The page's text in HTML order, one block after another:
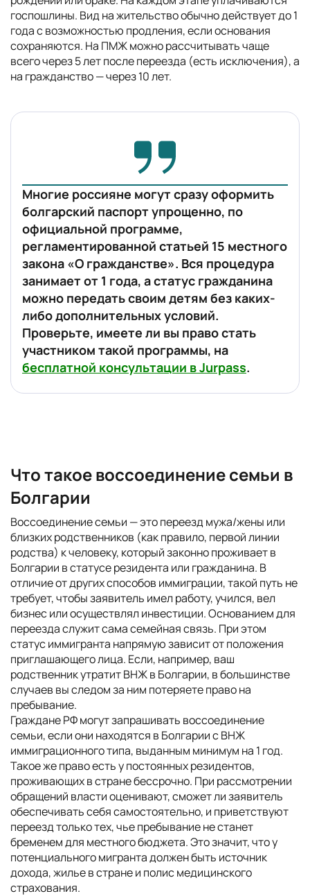
госпошлины. Вид на жительство обычно действует до 1
года с возможностью продления, если основания
сохраняются. На ПМЖ можно рассчитывать чаще
всего через 5 лет после переезда (есть исключения), а
на гражданство — через 10 лет.
Многие россияне могут сразу оформить
болгарский паспорт упрощенно, по
официальной программе,
регламентированной статьей 15 местного
закона «О гражданстве». Вся процедура
занимает от 1 года, а статус гражданина
можно передать своим детям без каких-
либо дополнительных условий.
Проверьте, имеете ли вы право стать
участником такой программы, на
бесплатной консультации в Jurpass.
Что такое воссоединение семьи в
Болгарии
Воссоединение семьи — это переезд мужа/жены или
близких родственников (как правило, первой линии
родства) к человеку, который законно проживает в
Болгарии в статусе резидента или гражданина. В
отличие от других способов иммиграции, такой путь не
требует, чтобы заявитель имел работу, учился, вел
бизнес или осуществлял инвестиции. Основанием для
переезда служит сама семейная связь. При этом
статус иммигранта напрямую зависит от положения
приглашающего лица. Если, например, ваш
родственник утратит ВНЖ в Болгарии, в большинстве
случаев вы следом за ним потеряете право на
пребывание.
Граждане РФ могут запрашивать воссоединение
семьи, если они находятся в Болгарии с ВНЖ
иммиграционного типа, выданным минимум на 1 год.
Такое же право есть у постоянных резидентов,
проживающих в стране бессрочно. При рассмотрении
обращений власти оценивают, сможет ли заявитель
обеспечивать себя самостоятельно, и приветствуют
переезд только тех, чье пребывание не станет
бременем для местного бюджета. Это значит, что у
потенциального мигранта должен быть источник
дохода, жилье в стране и полис медицинского
страхования.